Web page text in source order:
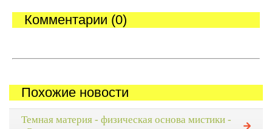
Комментарии (0)
Похожие новости
Темная материя - физическая основа мистики -